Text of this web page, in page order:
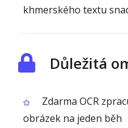
khmerského textu
Důležitá
Zdarma OCR
obrázek na jeden běh